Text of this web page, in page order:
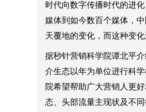
时代向数字传播时代的进
媒体到如今数百个媒体，
天覆地的变化，而这种变化
据秒针营销科学院谭北平
介生态以年为单位进行科
院希望帮助广大营销人更
态、头部流量主现状及不